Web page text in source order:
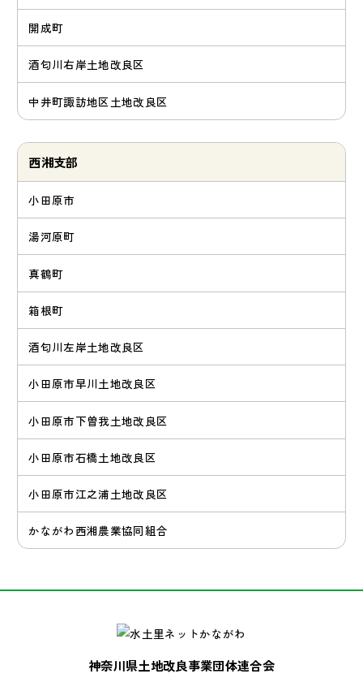
開成町
酒匂川右岸土地改良区
中井町諏訪地区土地改良区
西湘支部
小田原市
湯河原町
真鶴町
箱根町
酒匂川左岸土地改良区
小田原市早川土地改良区
小田原市下曽我土地改良区
小田原市石橋土地改良区
小田原市江之浦土地改良区
かながわ西湘農業協同組合
神奈川県土地改良事業団体連合会